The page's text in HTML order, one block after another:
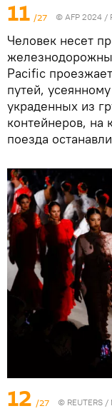
11 /27 © AFP 2024 /
Человек несет
Pacific
путей,
украденных из
контейнеров, на
поезда
12 /27 © REUTERS /